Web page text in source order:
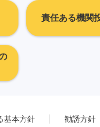
責任ある機関
基本方針 勧誘方針